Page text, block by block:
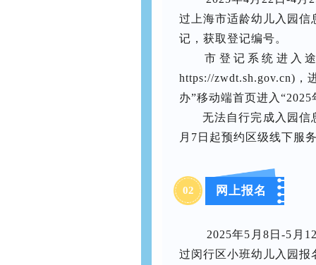
过上海市适龄幼儿入园信
记，获取登记编号。
市登记系统进入
https://zwdt.sh.gov.cn)，
办”移动端首页进入
无法自行完成入园信
月7日起预约区级线下服
02 网上报名
2025年5月8日-5月
过闵行区小班幼儿入园报